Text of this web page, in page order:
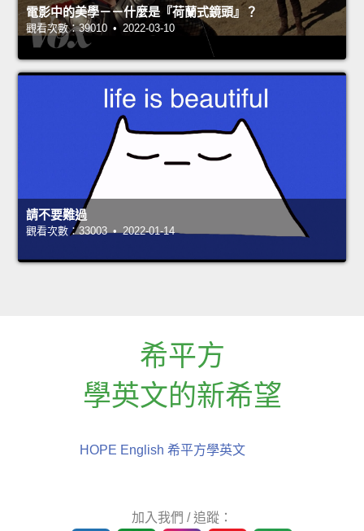
電影中的美學－－什麼是『荷蘭式鏡頭』？
觀看次數：39010 • 2022-03-10
請不要難過
觀看次數：33003 • 2022-01-14
希平方
學英文的新希望
HOPE English 希平方學英文
加入我們 / 追蹤：